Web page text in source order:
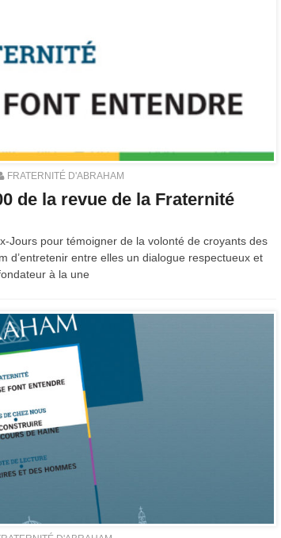
FRATERNITÉ D'ABRAHAM
de la revue de la Fraternité
Jours pour témoigner de la volonté de croyants des
d’entretenir entre elles un dialogue respectueux et
à la une